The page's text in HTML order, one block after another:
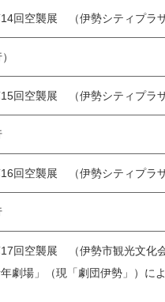
回空襲展 （伊勢シティプラザ
回空襲展 （伊勢シティプラザ
回空襲展 （伊勢シティプラザ
回空襲展 （伊勢市観光文化会
劇場」（現「劇団伊勢」）